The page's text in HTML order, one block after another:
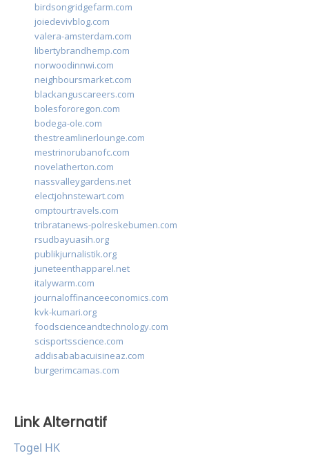
birdsongridgefarm.com
joiedevivblog.com
valera-amsterdam.com
libertybrandhemp.com
norwoodinnwi.com
neighboursmarket.com
blackanguscareers.com
bolesfororegon.com
bodega-ole.com
thestreamlinerlounge.com
mestrinorubanofc.com
novelatherton.com
nassvalleygardens.net
electjohnstewart.com
omptourtravels.com
tribratanews-polreskebumen.com
rsudbayuasih.org
publikjurnalistik.org
juneteenthapparel.net
italywarm.com
journaloffinanceeconomics.com
kvk-kumari.org
foodscienceandtechnology.com
scisportsscience.com
addisababacuisineaz.com
burgerimcamas.com
Link Alternatif
Togel HK